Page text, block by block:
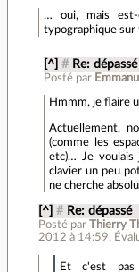
… oui, mais est-
typographique sur
[^] # Re: dépassé
Posté par
Hmmm, je flaire
Actuellement,
(comme les
etc)… Je voulais
clavier un peu
ne cherche
[^] # Re: dépassé
Posté par Thierry
2012 à 14:59.
Et c'est pas